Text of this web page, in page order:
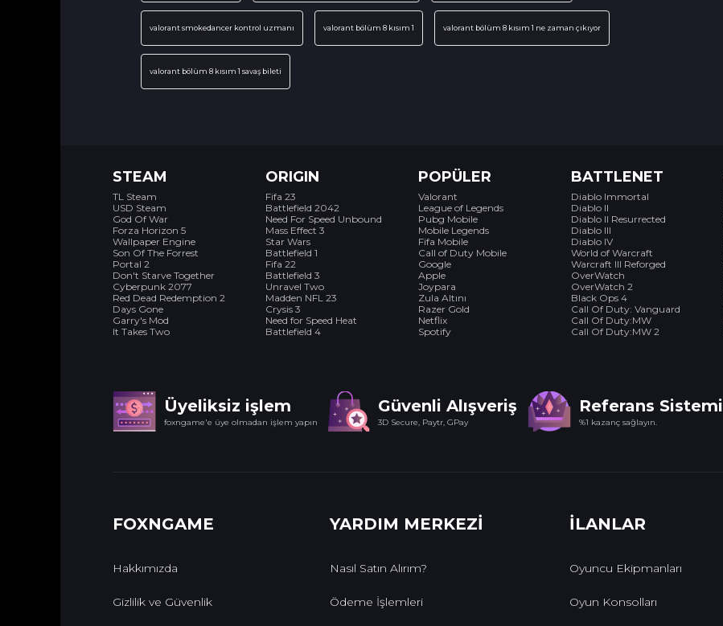
valorant smokedancer kontrol uzmanı valorant bölüm 8 kısım 1 valorant bölüm 8 kısım 1 ne zaman çıkıyor
valorant bölüm 8 kısım 1 savaş bileti
STEAM
TL Steam
USD Steam
God Of War
Forza Horizon 5
Wallpaper Engine
Son Of The Forrest
Portal 2
Don't Starve Together
Cyberpunk 2077
Red Dead Redemption 2
Days Gone
Garry's Mod
It Takes Two
ORIGIN
Fifa 23
Battlefield 2042
Need For Speed Unbound
Mass Effect 3
Star Wars
Battlefield 1
Fifa 22
Battlefield 3
Unravel Two
Madden NFL 23
Crysis 3
Need for Speed Heat
Battlefield 4
POPÜLER
Valorant
League of Legends
Pubg Mobile
Mobile Legends
Fifa Mobile
Call of Duty Mobile
Google
Apple
Joypara
Zula Altını
Razer Gold
Netflix
Spotify
BATTLENET
Diablo Immortal
Diablo II
Diablo II Resurrected
Diablo III
Diablo IV
World of Warcraft
Warcraft III Reforged
OverWatch
OverWatch 2
Black Ops 4
Call Of Duty: Vanguard
Call Of Duty:MW
Call Of Duty:MW 2
Üyeliksiz işlem
foxngame'e üye olmadan işlem yapın
Güvenli Alışveriş
3D Secure, Paytr, GPay
Referans Sistemi
%1 kazanç sağlayın.
FOXNGAME
Hakkımızda
Gizlilik ve Güvenlik
YARDIM MERKEZİ
Nasıl Satın Alırım?
Ödeme İşlemleri
İLANLAR
Oyuncu Ekipmanları
Oyun Konsolları